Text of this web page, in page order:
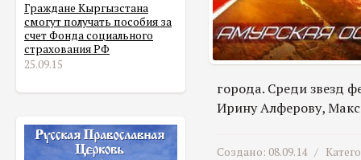
Граждане Кыргызстана
смогут получать пособия за
счет Фонда социального
страхования РФ
25.09.15
города. Среди звезд
Ирину Алферову,
Создано: 08.09.14 /